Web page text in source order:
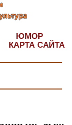
ЮМОР
КАРТА САЙТА